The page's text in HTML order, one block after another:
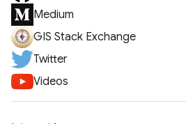
Medium
GIS Stack Exchange
Twitter
Videos